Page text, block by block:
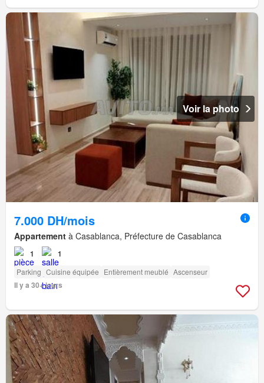
Voir la photo
7.000 DH/mois
Appartement à Casablanca, Préfecture de Casablanca
1 1
Parking Cuisine équipée Entièrement meublé Ascenseur
Il y a 30+ jours